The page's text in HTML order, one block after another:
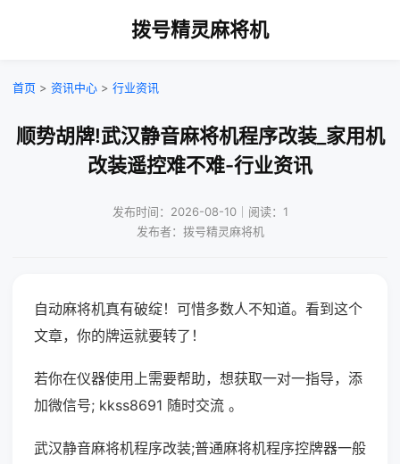
拨号精灵麻将机
首页 > 资讯中心 > 行业资讯
顺势胡牌!武汉静音麻将机程序改装_家用机
改装遥控难不难-行业资讯
发布时间：2026-08-10｜阅读：1
发布者：拨号精灵麻将机
自动麻将机真有破绽！可惜多数人不知道。看到这个
文章，你的牌运就要转了！
若你在仪器使用上需要帮助，想获取一对一指导，添
加微信号; kkss8691 随时交流 。
武汉静音麻将机程序改装;普通麻将机程序控牌器一般